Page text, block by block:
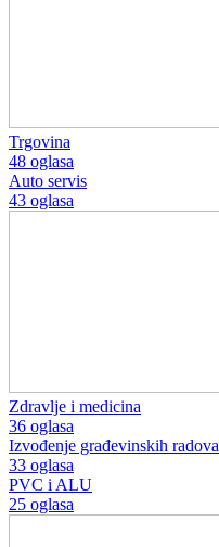
Trgovina
48 oglasa
Auto servis
43 oglasa
Zdravlje i medicina
36 oglasa
Izvođenje građevinskih radova
33 oglasa
PVC i ALU
25 oglasa